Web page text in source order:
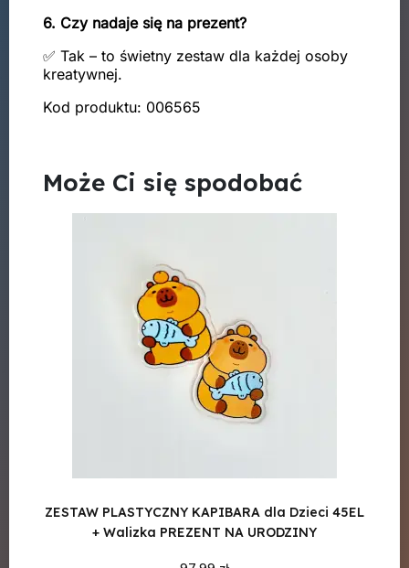
6. Czy nadaje się na prezent?
✅ Tak – to świetny zestaw dla każdej osoby
kreatywnej.
Kod produktu: 006565
Może Ci się spodobać
ZESTAW PLASTYCZNY KAPIBARA dla Dzieci 45EL
+ Walizka PREZENT NA URODZINY